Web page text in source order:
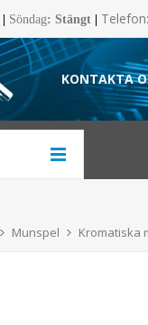
Söndag: Stängt Telefon:
KONTAKTA
Munspel Kromatiska